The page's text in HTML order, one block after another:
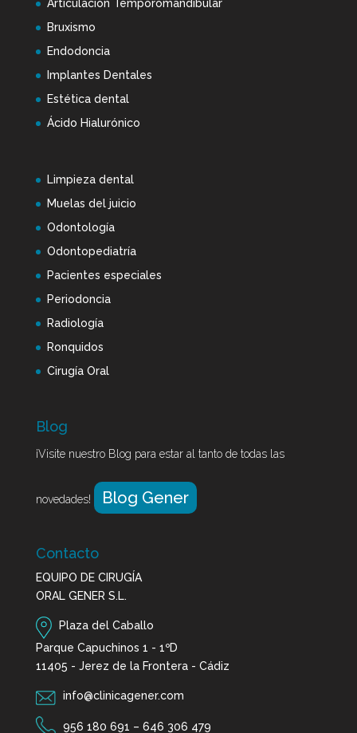
Articulación Temporomandibular
Bruxismo
Endodoncia
Implantes Dentales
Estética dental
Ácido Hialurónico
Limpieza dental
Muelas del juicio
Odontología
Odontopediatría
Pacientes especiales
Periodoncia
Radiología
Ronquidos
Cirugía Oral
Blog
¡Visite nuestro Blog para estar al tanto de todas las
novedades! Blog Gener
Contacto
EQUIPO DE CIRUGÍA
ORAL GENER S.L.
Plaza del Caballo
Parque Capuchinos 1 - 1ºD
11405 - Jerez de la Frontera - Cádiz
info@clinicagener.com
956 180 691 – 646 306 479